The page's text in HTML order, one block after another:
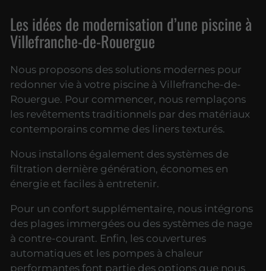
Les idées de modernisation d’une piscine à
Villefranche-de-Rouergue
Nous proposons des solutions modernes pour
redonner vie à votre piscine à Villefranche-de-
Rouergue. Pour commencer, nous remplaçons
les revêtements traditionnels par des matériaux
contemporains comme des liners texturés.
Nous installons également des systèmes de
filtration dernière génération, économes en
énergie et faciles à entretenir.
Pour un confort supplémentaire, nous intégrons
des plages immergées ou des systèmes de nage
à contre-courant. Enfin, les couvertures
automatiques et les pompes à chaleur
performantes font partie des options que nous